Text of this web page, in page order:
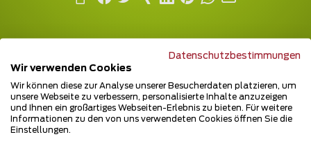
Mehrfach ausgezeichnet und immer am
Datenschutzbestimmungen
Wir verwenden Cookies
Wir können diese zur Analyse unserer Besucherdaten platzieren, um
unsere Webseite zu verbessern, personalisierte Inhalte anzuzeigen
und Ihnen ein großartiges Webseiten-Erlebnis zu bieten. Für weitere
Informationen zu den von uns verwendeten Cookies öffnen Sie die
Einstellungen.